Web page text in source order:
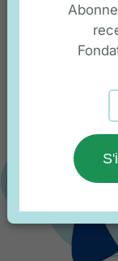
En savoir
données et